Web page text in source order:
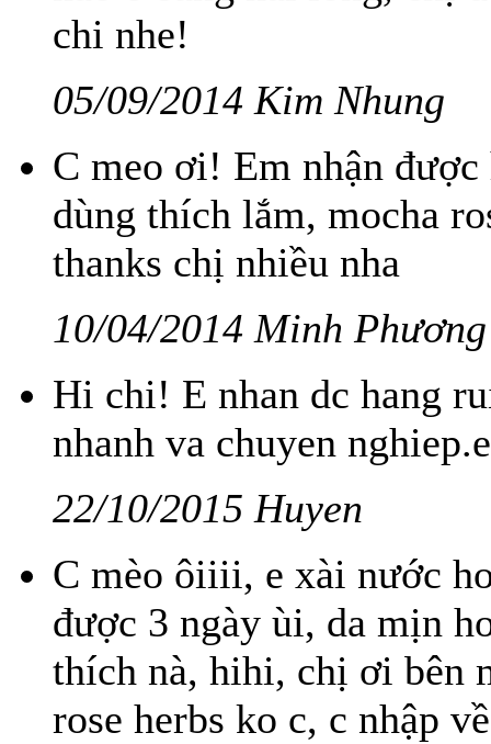
chi nhe!
05/09/2014 Kim Nhung
C meo ơi! Em nhận
dùng thích lắm, mocha
thanks chị nhiều nha
10/04/2014 Minh Phương
Hi chi! E nhan dc hang
nhanh va chuyen
22/10/2015 Huyen
C mèo ôiiii, e xài nước
được 3 ngày ùi, da mịn
thích nà, hihi, chị ơi bên
rose herbs ko c, c nhập